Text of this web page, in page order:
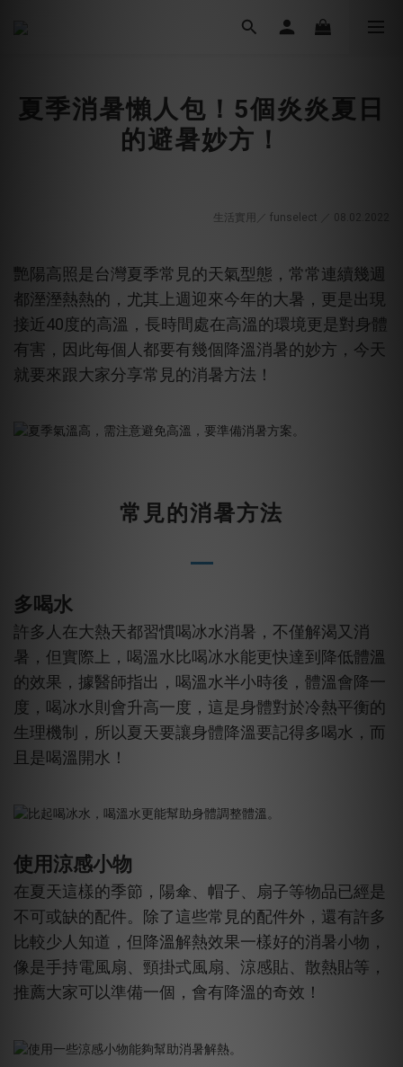
夏季消暑懶人包！5個炎炎夏日
的避暑妙方！
生活實用／ funselect ／ 08.02
艷陽高照是台灣夏季常見的天氣型態，常常連續幾週
都溼溼熱熱的，尤其上週迎來今年的大暑，更是出現
接近40 度的高溫，長時間處在高溫的環境更是對身體
有害，因此每個人都要有幾個降溫消暑的妙方，今天
就要來跟大家分享常見的消暑方法！
常見的消暑方法
多喝水
許多人在大熱天都習慣喝冰水消暑，不僅解渴又消
暑，但實際上，喝溫水比喝冰水能更快達到降低體溫
的效果，據醫師指出，喝溫水半小時後，體溫會降一
度，喝冰水則會升高一度，這是身體對於冷熱平衡的
生理機制，所以夏天要讓身體降溫要記得多喝水，而
且是喝溫開水！
使用涼感小物
在夏天這樣的季節，陽傘、帽子、扇子等物品已經是
不可或缺的配件。除了這些常見的配件外，還有許多
比較少人知道，但降溫解熱效果一樣好的消暑小物，
像是手持電風扇、頸掛式風扇、涼感貼、散熱貼等，
推薦大家可以準備一個，會有降溫的奇效！